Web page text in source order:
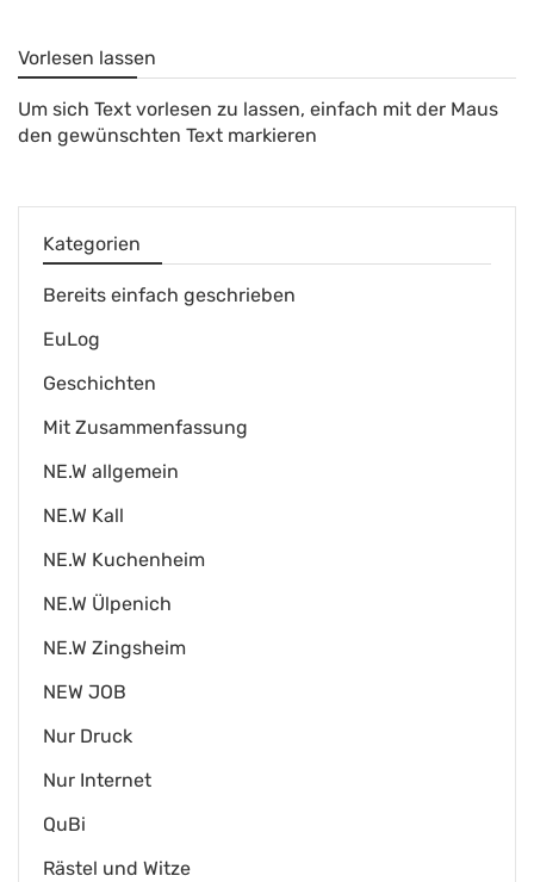
Vorlesen lassen
Um sich Text vorlesen zu lassen, einfach mit der Maus
den gewünschten Text markieren
Kategorien
Bereits einfach geschrieben
EuLog
Geschichten
Mit Zusammenfassung
NE.W allgemein
NE.W Kall
NE.W Kuchenheim
NE.W Ülpenich
NE.W Zingsheim
NEW JOB
Nur Druck
Nur Internet
QuBi
Rästel und Witze